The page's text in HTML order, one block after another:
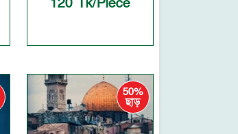
120 Tk/Piece
50%
ছাড়